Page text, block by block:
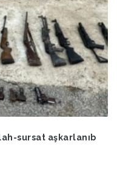
cəlb edilib